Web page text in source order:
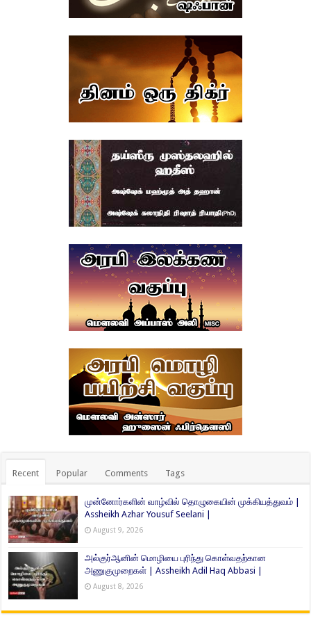
Recent Popular Comments Tags
முன்னோர்களின் வாழ்வில் தொழுகையின் முக்கியத்துவம் |
Assheikh Azhar Yousuf Seelani |
August 9, 2026
அல்குர்ஆனின் மொழியை புரிந்து கொள்வதற்கான
அணுகுமுறைகள் | Assheikh Adil Haq Abbasi |
August 8, 2026